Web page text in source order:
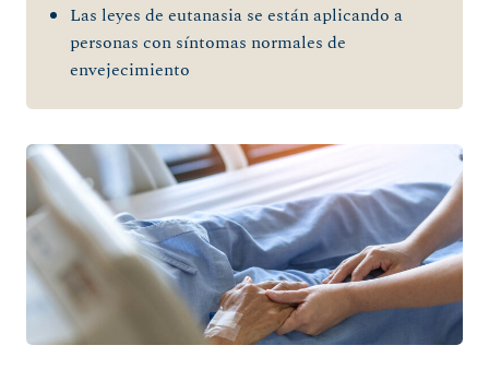
Las leyes de eutanasia se están aplicando a
personas con síntomas normales de
envejecimiento